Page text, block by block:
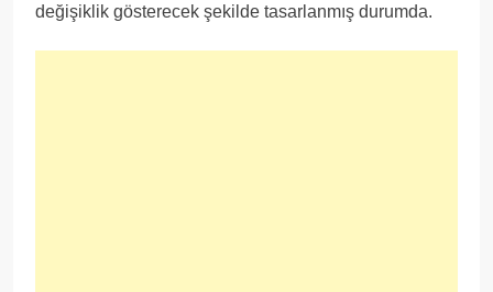
değişiklik gösterecek şekilde tasarlanmış durumda.